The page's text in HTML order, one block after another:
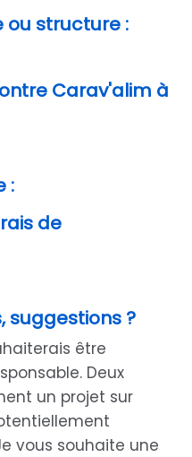
ou structure :
Carav'alim à
:
de
suggestions ?
être
Deux
un projet sur
vous souhaite une